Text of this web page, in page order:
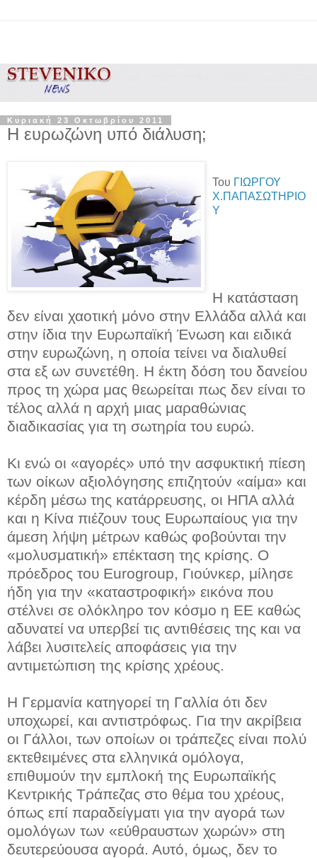
Κυριακή 23 Οκτωβρίου 2011
Η ευρωζώνη υπό διάλυση;
Του ΓΙΩΡΓΟΥ
Χ.ΠΑΠΑΣΩΤΗΡΙΟ
Υ
Η κατάσταση
δεν είναι χαοτική μόνο στην Ελλάδα αλλά και
στην ίδια την Ευρωπαϊκή Ένωση και ειδικά
στην ευρωζώνη, η οποία τείνει να διαλυθεί
στα εξ ων συνετέθη. Η έκτη δόση του δανείου
προς τη χώρα μας θεωρείται πως δεν είναι το
τέλος αλλά η αρχή μιας μαραθώνιας
διαδικασίας για τη σωτηρία του ευρώ.
Κι ενώ οι «αγορές» υπό την ασφυκτική πίεση
των οίκων αξιολόγησης επιζητούν «αίμα» και
κέρδη μέσω της κατάρρευσης, οι ΗΠΑ αλλά
και η Κίνα πιέζουν τους Ευρωπαίους για την
άμεση λήψη μέτρων καθώς φοβούνται την
«μολυσματική» επέκταση της κρίσης. Ο
πρόεδρος του Eurogroup, Γιούνκερ, μίλησε
ήδη για την «καταστροφική» εικόνα που
στέλνει σε ολόκληρο τον κόσμο η ΕΕ καθώς
αδυνατεί να υπερβεί τις αντιθέσεις της και να
λάβει λυσιτελείς αποφάσεις για την
αντιμετώπιση της κρίσης χρέους.
Η Γερμανία κατηγορεί τη Γαλλία ότι δεν
υποχωρεί, και αντιστρόφως. Για την ακρίβεια
οι Γάλλοι, των οποίων οι τράπεζες είναι πολύ
εκτεθειμένες στα ελληνικά ομόλογα,
επιθυμούν την εμπλοκή της Ευρωπαϊκής
Κεντρικής Τράπεζας στο θέμα του χρέους,
όπως επί παραδείγματι για την αγορά των
ομολόγων των «εύθραυστων χωρών» στη
δευτερεύουσα αγορά. Αυτό, όμως, δεν το